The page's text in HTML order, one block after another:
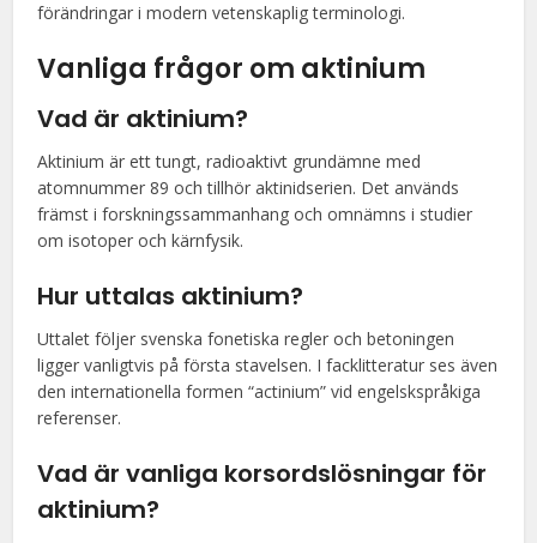
förändringar i modern vetenskaplig terminologi.
Vanliga frågor om aktinium
Vad är aktinium?
Aktinium är ett tungt, radioaktivt grundämne med
atomnummer 89 och tillhör aktinidserien. Det används
främst i forskningssammanhang och omnämns i studier
om isotoper och kärnfysik.
Hur uttalas aktinium?
Uttalet följer svenska fonetiska regler och betoningen
ligger vanligtvis på första stavelsen. I facklitteratur ses även
den internationella formen “actinium” vid engelskspråkiga
referenser.
Vad är vanliga korsordslösningar för
aktinium?